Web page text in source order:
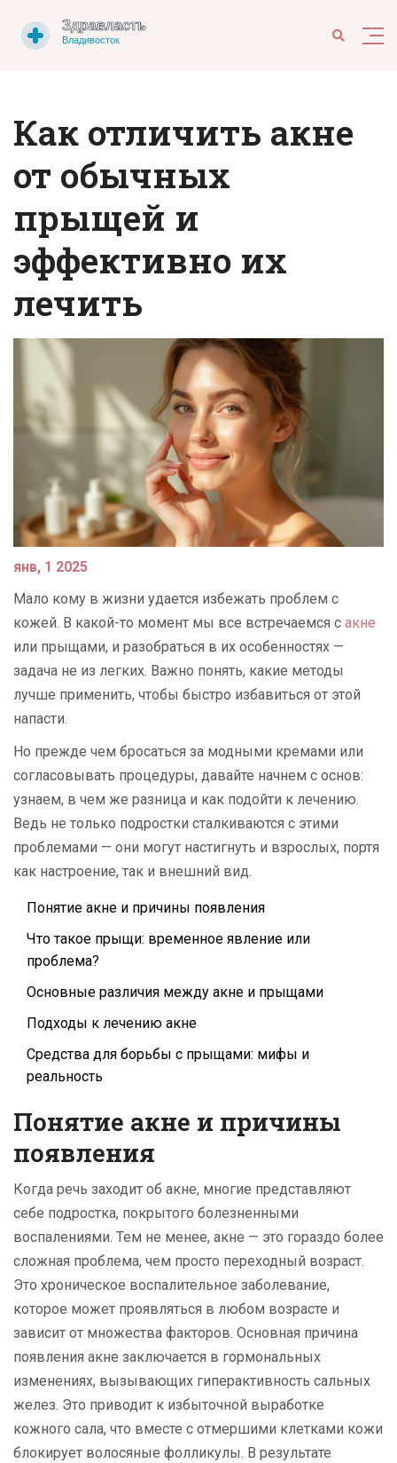
Как отличить акне
от обычных
прыщей и
эффективно их
лечить
янв, 1 2025
Мало кому в жизни удается избежать проблем с
кожей. В какой-то момент мы все встречаемся с акне
или прыщами, и разобраться в их особенностях —
задача не из легких. Важно понять, какие методы
лучше применить, чтобы быстро избавиться от этой
напасти.
Но прежде чем бросаться за модными кремами или
согласовывать процедуры, давайте начнем с основ:
узнаем, в чем же разница и как подойти к лечению.
Ведь не только подростки сталкиваются с этими
проблемами — они могут настигнуть и взрослых, портя
как настроение, так и внешний вид.
Понятие акне и причины появления
Что такое прыщи: временное явление или
проблема?
Основные различия между акне и прыщами
Подходы к лечению акне
Средства для борьбы с прыщами: мифы и
реальность
Понятие акне и причины
появления
Когда речь заходит об акне, многие представляют
себе подростка, покрытого болезненными
воспалениями. Тем не менее, акне — это гораздо более
сложная проблема, чем просто переходный возраст.
Это хроническое воспалительное заболевание,
которое может проявляться в любом возрасте и
зависит от множества факторов. Основная причина
появления акне заключается в гормональных
изменениях, вызывающих гиперактивность сальных
желез. Это приводит к избыточной выработке
кожного сала, что вместе с отмершими клетками кожи
блокирует волосяные фолликулы. В результате